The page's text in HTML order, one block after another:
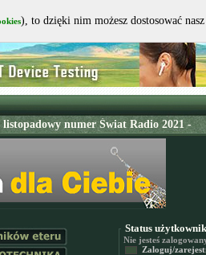
Status
Nie jesteś
Zaloguj/
), to dzięki nim możesz dostosować